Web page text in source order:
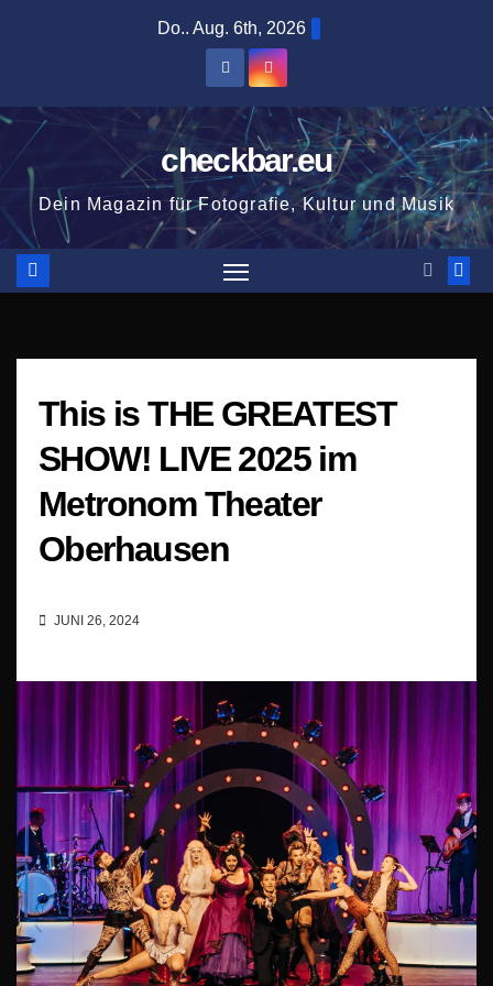
Do.. Aug. 6th, 2026
checkbar.eu
Dein Magazin für Fotografie, Kultur und Musik
This is THE GREATEST
SHOW! LIVE 2025 im
Metronom Theater
Oberhausen
JUNI 26, 2024